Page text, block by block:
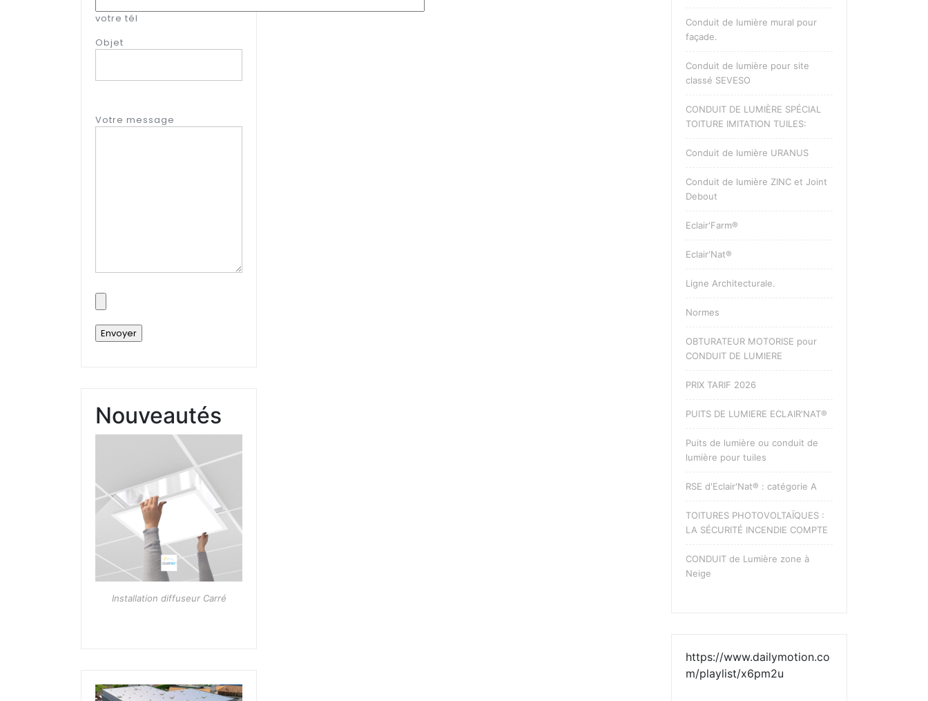
votre tél
Objet
Votre message
Nouveautés
Installation diffuseur Carré
Conduit de lumière mural pour
façade.
Conduit de lumière pour site
classé SEVESO
CONDUIT DE LUMIÈRE SPÉCIAL
TOITURE IMITATION TUILES:
Conduit de lumière URANUS
Conduit de lumière ZINC et Joint
Debout
Eclair'Farm®
Eclair'Nat®
Ligne Architecturale.
Normes
OBTURATEUR MOTORISE pour
CONDUIT DE LUMIERE
PRIX TARIF 2026
PUITS DE LUMIERE ECLAIR'NAT®
Puits de lumière ou conduit de
lumière pour tuiles
RSE d'Eclair'Nat® : catégorie A
TOITURES PHOTOVOLTAÏQUES :
LA SÉCURITÉ INCENDIE COMPTE
CONDUIT de Lumière zone à
Neige
https://www.dailymotion.co
m/playlist/x6pm2u